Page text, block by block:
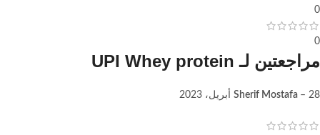
0
0
مراجعتين لـ UPI Whey protein
Sherif Mostafa – 28 أبريل، 2023